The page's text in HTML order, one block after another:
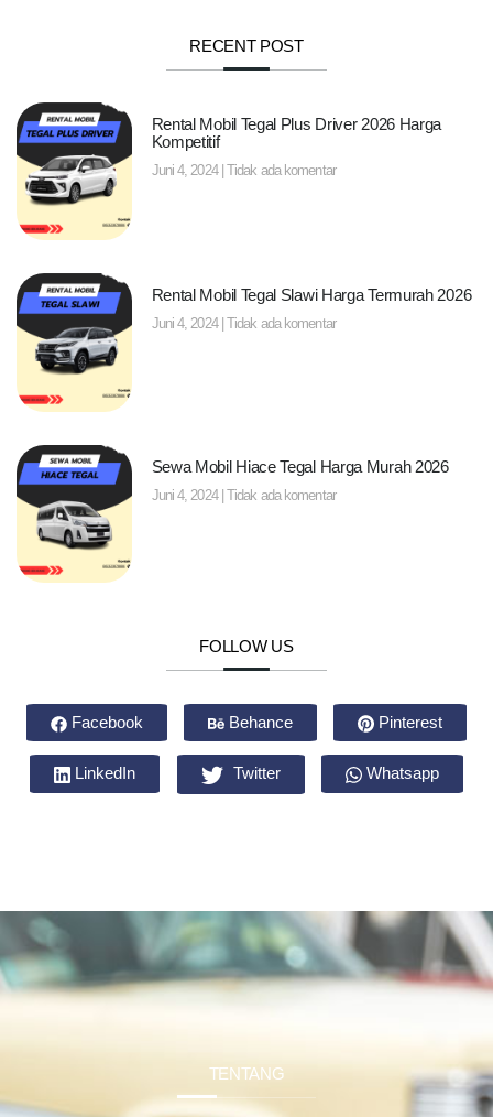
RECENT POST
Rental Mobil Tegal Plus Driver 2026 Harga
Kompetitif
Juni 4, 2024 Tidak ada komentar
Rental Mobil Tegal Slawi Harga Termurah 2026
Juni 4, 2024 Tidak ada komentar
Sewa Mobil Hiace Tegal Harga Murah 2026
Juni 4, 2024 Tidak ada komentar
FOLLOW US
Facebook Behance Pinterest
LinkedIn Twitter Whatsapp
TENTANG